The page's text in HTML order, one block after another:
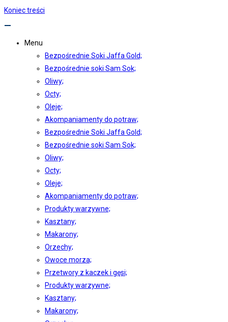
Koniec treści
Menu
Bezpośrednie Soki Jaffa Gold;
Bezpośrednie soki Sam Sok;
Oliwy;
Octy;
Oleje;
Akompaniamenty do potraw;
Bezpośrednie Soki Jaffa Gold;
Bezpośrednie soki Sam Sok;
Oliwy;
Octy;
Oleje;
Akompaniamenty do potraw;
Produkty warzywne;
Kasztany;
Makarony;
Orzechy;
Owoce morza;
Przetwory z kaczek i gęsi;
Produkty warzywne;
Kasztany;
Makarony;